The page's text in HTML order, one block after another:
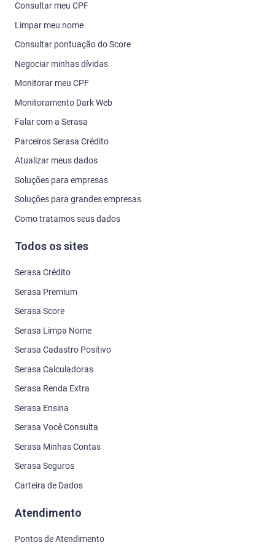
Consultar meu CPF
Limpar meu nome
Consultar pontuação do Score
Negociar minhas dívidas
Monitorar meu CPF
Monitoramento Dark Web
Falar com a Serasa
Parceiros Serasa Crédito
Atualizar meus dados
Soluções para empresas
Soluções para grandes empresas
Como tratamos seus dados
Todos os sites
Serasa Crédito
Serasa Premium
Serasa Score
Serasa Limpa Nome
Serasa Cadastro Positivo
Serasa Calculadoras
Serasa Renda Extra
Serasa Ensina
Serasa Você Consulta
Serasa Minhas Contas
Serasa Seguros
Carteira de Dados
Atendimento
Pontos de Atendimento